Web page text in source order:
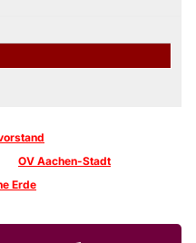
OV Aachen-Stadt
Erde